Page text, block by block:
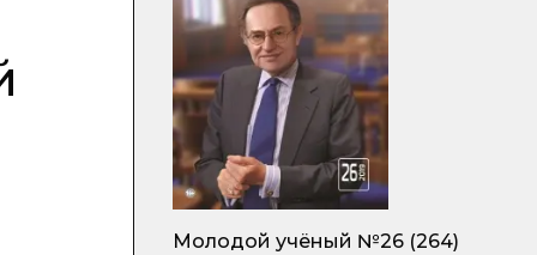
Молодой учёный №26 (264)